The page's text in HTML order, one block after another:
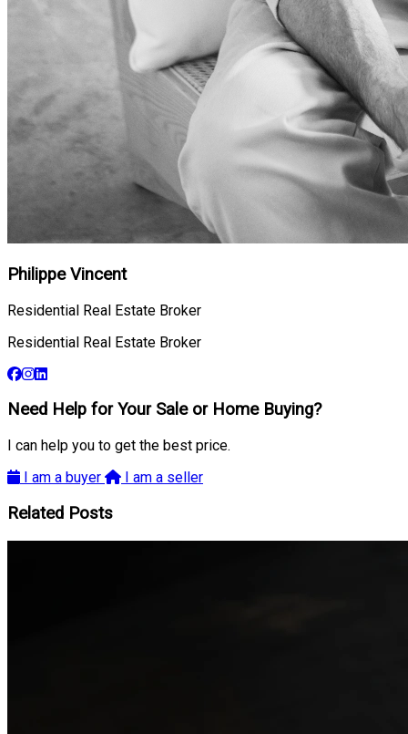
Philippe Vincent
Residential Real Estate Broker
Residential Real Estate Broker
Need Help for Your Sale or Home Buying?
I can help you to get the best price.
I am a buyer
I am a seller
Related Posts